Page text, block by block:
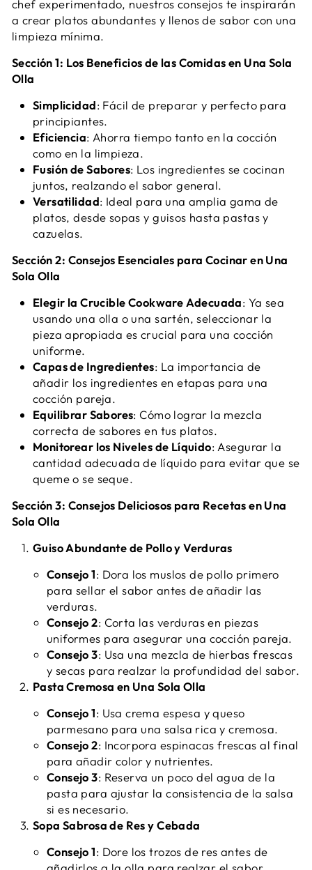
chef experimentado, nuestros consejos te inspirarán
a crear platos abundantes y llenos de sabor con una
limpieza mínima.
Sección 1: Los Beneficios de las Comidas en Una Sola
Olla
Simplicidad: Fácil de preparar y perfecto para
principiantes.
Eficiencia: Ahorra tiempo tanto en la cocción
como en la limpieza.
Fusión de Sabores: Los ingredientes se cocinan
juntos, realzando el sabor general.
Versatilidad: Ideal para una amplia gama de
platos, desde sopas y guisos hasta pastas y
cazuelas.
Sección 2: Consejos Esenciales para Cocinar en Una
Sola Olla
Elegir la Crucible Cookware Adecuada: Ya sea
usando una olla o una sartén, seleccionar la
pieza apropiada es crucial para una cocción
uniforme.
Capas de Ingredientes: La importancia de
añadir los ingredientes en etapas para una
cocción pareja.
Equilibrar Sabores: Cómo lograr la mezcla
correcta de sabores en tus platos.
Monitorear los Niveles de Líquido: Asegurar la
cantidad adecuada de líquido para evitar que se
queme o se seque.
Sección 3: Consejos Deliciosos para Recetas en Una
Sola Olla
Guiso Abundante de Pollo y Verduras
Consejo 1: Dora los muslos de pollo primero
para sellar el sabor antes de añadir las
verduras.
Consejo 2: Corta las verduras en piezas
uniformes para asegurar una cocción pareja.
Consejo 3: Usa una mezcla de hierbas frescas
y secas para realzar la profundidad del sabor.
Pasta Cremosa en Una Sola Olla
Consejo 1: Usa crema espesa y queso
parmesano para una salsa rica y cremosa.
Consejo 2: Incorpora espinacas frescas al final
para añadir color y nutrientes.
Consejo 3: Reserva un poco del agua de la
pasta para ajustar la consistencia de la salsa
si es necesario.
Sopa Sabrosa de Res y Cebada
Consejo 1: Dore los trozos de res antes de